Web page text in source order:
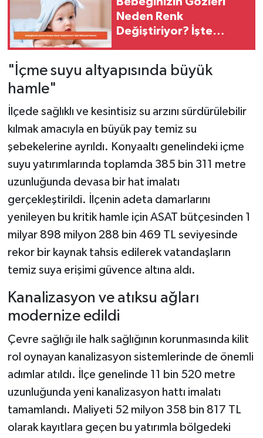
Neden Renk
Değiştiriyor? İşte
"İçme suyu altyapısında büyük
hamle"
İlçede sağlıklı ve kesintisiz su arzını sürdürülebilir
kılmak amacıyla en büyük pay temiz su
şebekelerine ayrıldı. Konyaaltı genelindeki içme
suyu yatırımlarında toplamda 385 bin 311 metre
uzunluğunda devasa bir hat imalatı
gerçekleştirildi. İlçenin adeta damarlarını
yenileyen bu kritik hamle için ASAT bütçesinden 1
milyar 898 milyon 288 bin 469 TL seviyesinde
rekor bir kaynak tahsis edilerek vatandaşların
temiz suya erişimi güvence altına aldı.
Kanalizasyon ve atıksu ağları
modernize edildi
Çevre sağlığı ile halk sağlığının korunmasında kilit
rol oynayan kanalizasyon sistemlerinde de önemli
adımlar atıldı. İlçe genelinde 11 bin 520 metre
uzunluğunda yeni kanalizasyon hattı imalatı
tamamlandı. Maliyeti 52 milyon 358 bin 817 TL
olarak kayıtlara geçen bu yatırımla bölgedeki